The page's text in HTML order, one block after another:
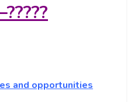
?????
and opportunities